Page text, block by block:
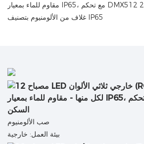
غلاف من الألومنيوم بتصنيف IP65
السكن
صب الألومنيوم
بيئة العمل: خارجية